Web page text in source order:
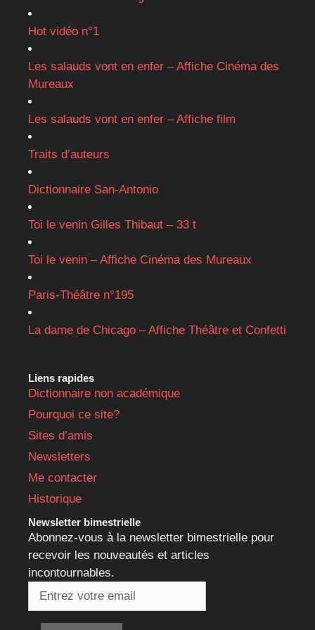
Hot vidéo n°1
Les salauds vont en enfer – Affiche Cinéma des
Mureaux
Les salauds vont en enfer – Affiche film
Traits d’auteurs
Dictionnaire San-Antonio
Toi le venin Gilles Thibaut – 33 t
Toi le venin – Affiche Cinéma des Mureaux
Paris-Théâtre n°195
La dame de Chicago – Affiche Théâtre et Confetti
Liens rapides
Dictionnaire non académique
Pourquoi ce site?
Sites d’amis
Newsletters
Me contacter
Historique
Newsletter bimestrielle
Abonnez-vous à la newsletter bimestrielle pour
recevoir les nouveautés et articles
incontournables.